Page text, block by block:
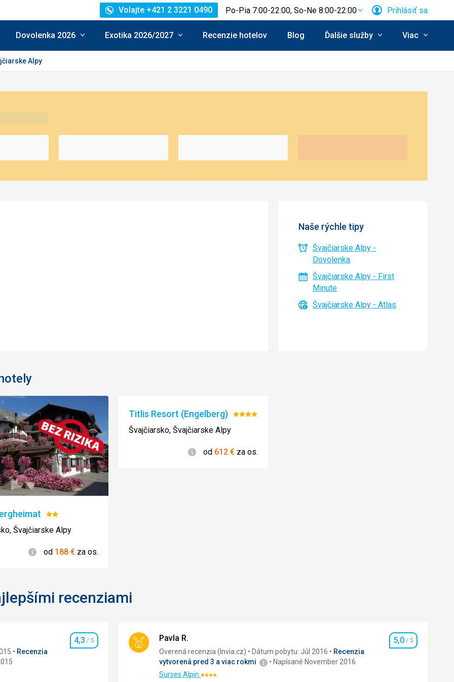
Volajte +421 2 3221 0490 Po-Pia 7:00-22:00, So-Ne 8:00-22:00 Prihlásiť sa
Dovolenka 2026 Exotika 2026/2027 Recenzie hotelov Blog Ďalšie služby Viac
Alpy
Naše rýchle tipy
Švajčiarske Alpy -
Dovolenka
Švajčiarske Alpy - First
Minute
Švajčiarske Alpy - Atlas
Hodnotenie:
2/5
Švajčiarske Alpy
Informácie
od 188 € za os.
Titlis Resort (Engelberg) Hodnotenie:
Švajčiarsko, Švajčiarske Alpy
Informácie
od 612 € za os.
recenziami
Hodnotenie
4,3 / 5
Recenzia
Pavla R.
Hodnotenie
5,0 / 5
Overená recenzia (Invia.cz) Dátum pobytu: Júl 2016
Recenzia
vytvorená pred 3 a viac rokmi
Napísané November 2016
Surses AlpinHodnotenie: